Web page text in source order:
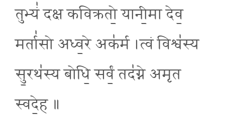
तुभ्यं॑ दक्ष कविक्रतो॒ यानी॒मा देव॒
मर्ता॑सो अध्व॒रे अक॑र्म ।त्वं विश्व॑स्य
सु॒रथ॑स्य बोधि॒ सर्वं॒ तद॑ग्ने अमृत
स्वदे॒ह ॥